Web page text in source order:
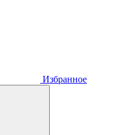
Избранное